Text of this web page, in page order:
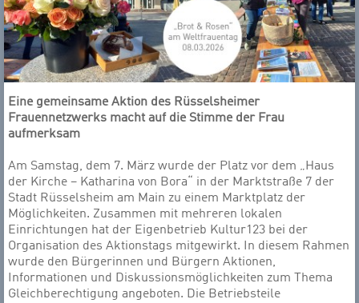
Eine gemeinsame Aktion des Rüsselsheimer
Frauennetzwerks macht auf die Stimme der Frau
aufmerksam
Am Samstag, dem 7. März wurde der Platz vor dem „Haus
der Kirche – Katharina von Bora“ in der Marktstraße 7 der
Stadt Rüsselsheim am Main zu einem Marktplatz der
Möglichkeiten. Zusammen mit mehreren lokalen
Einrichtungen hat der Eigenbetrieb Kultur123 bei der
Organisation des Aktionstags mitgewirkt. In diesem Rahmen
wurde den Bürgerinnen und Bürgern Aktionen,
Informationen und Diskussionsmöglichkeiten zum Thema
Gleichberechtigung angeboten. Die Betriebsteile